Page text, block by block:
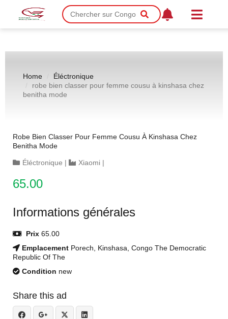
Home
Éléctronique
robe bien classer pour femme cousu à kinshasa chez
benitha mode
Robe Bien Classer Pour Femme Cousu À Kinshasa Chez
Benitha Mode
Éléctronique | Xiaomi |
65.00
Informations générales
Prix 65.00
Emplacement Porech, Kinshasa, Congo The Democratic
Republic Of The
Condition new
Share this ad